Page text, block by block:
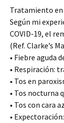
Tratamiento
Según mi
COVID-19, el
(Ref. Clarke’s
• Fiebre aguda
• Respiración:
• Tos en
• Tos nocturna
• Tos con cara
•